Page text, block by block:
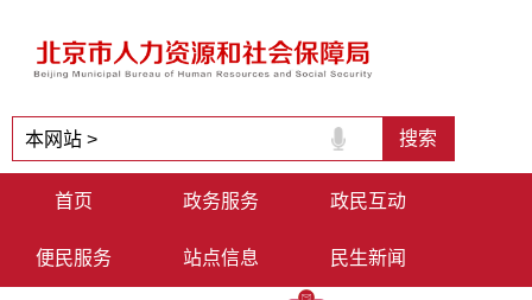
首页 政务服务 政民互动
便民服务 站点信息 民生新闻